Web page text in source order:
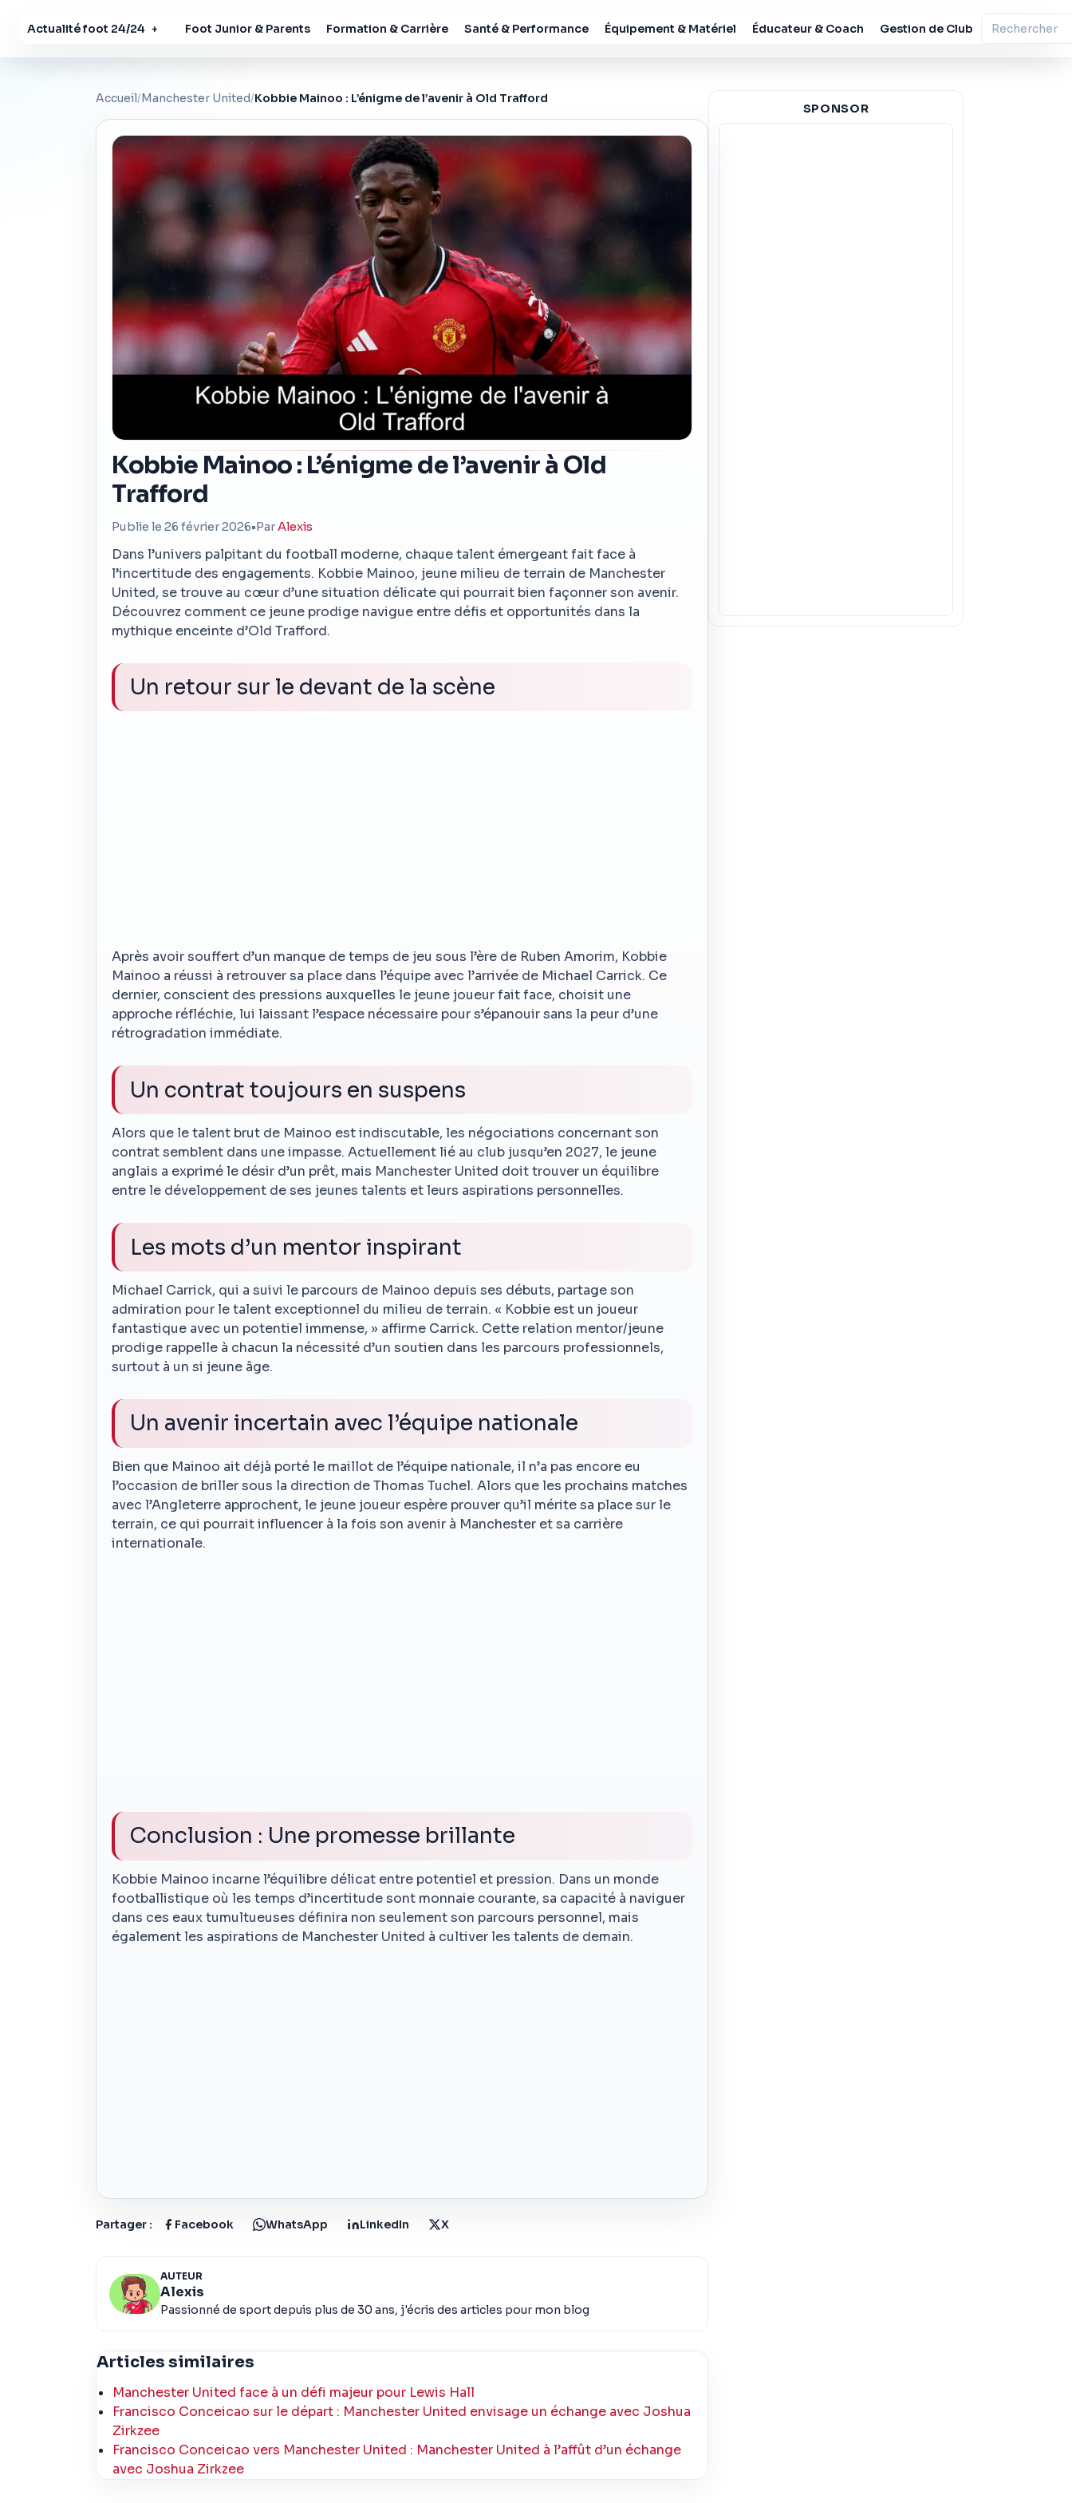
Actualité foot 24/24 + Foot Junior & Parents Formation & Carrière Santé & Performance Équipement & Matériel Éducateur & Coach Gestion de Club
Accueil/Manchester United/Kobbie Mainoo : L’énigme de l’avenir à Old Trafford
Kobbie Mainoo : L’énigme de l’avenir à Old
Trafford
Publie le 26 février 2026•ParAlexis
Dans l’univers palpitant du football moderne, chaque talent émergeant fait face à
l’incertitude des engagements. Kobbie Mainoo, jeune milieu de terrain de Manchester
United, se trouve au cœur d’une situation délicate qui pourrait bien façonner son avenir.
Découvrez comment ce jeune prodige navigue entre défis et opportunités dans la
mythique enceinte d’Old Trafford.
Un retour sur le devant de la scène
Après avoir souffert d’un manque de temps de jeu sous l’ère de Ruben Amorim, Kobbie
Mainoo a réussi à retrouver sa place dans l’équipe avec l’arrivée de Michael Carrick. Ce
dernier, conscient des pressions auxquelles le jeune joueur fait face, choisit une
approche réfléchie, lui laissant l’espace nécessaire pour s’épanouir sans la peur d’une
rétrogradation immédiate.
Un contrat toujours en suspens
Alors que le talent brut de Mainoo est indiscutable, les négociations concernant son
contrat semblent dans une impasse. Actuellement lié au club jusqu’en 2027, le jeune
anglais a exprimé le désir d’un prêt, mais Manchester United doit trouver un équilibre
entre le développement de ses jeunes talents et leurs aspirations personnelles.
Les mots d’un mentor inspirant
Michael Carrick, qui a suivi le parcours de Mainoo depuis ses débuts, partage son
admiration pour le talent exceptionnel du milieu de terrain. « Kobbie est un joueur
fantastique avec un potentiel immense, » affirme Carrick. Cette relation mentor/jeune
prodige rappelle à chacun la nécessité d’un soutien dans les parcours professionnels,
surtout à un si jeune âge.
Un avenir incertain avec l’équipe nationale
Bien que Mainoo ait déjà porté le maillot de l’équipe nationale, il n’a pas encore eu
l’occasion de briller sous la direction de Thomas Tuchel. Alors que les prochains matches
avec l’Angleterre approchent, le jeune joueur espère prouver qu’il mérite sa place sur le
terrain, ce qui pourrait influencer à la fois son avenir à Manchester et sa carrière
internationale.
Conclusion : Une promesse brillante
Kobbie Mainoo incarne l’équilibre délicat entre potentiel et pression. Dans un monde
footballistique où les temps d’incertitude sont monnaie courante, sa capacité à naviguer
dans ces eaux tumultueuses définira non seulement son parcours personnel, mais
également les aspirations de Manchester United à cultiver les talents de demain.
Partager : Facebook WhatsApp LinkedIn X
AUTEUR
Alexis
Passionné de sport depuis plus de 30 ans, j'écris des articles pour mon blog
Articles similaires
Manchester United face à un défi majeur pour Lewis Hall
Francisco Conceicao sur le départ : Manchester United envisage un échange avec Joshua
Zirkzee
Francisco Conceicao vers Manchester United : Manchester United à l’affût d’un échange
avec Joshua Zirkzee
SPONSOR